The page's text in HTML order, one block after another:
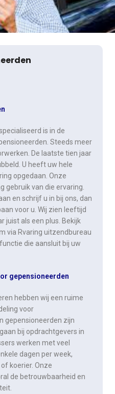
is in de
Steeds meer
De laatste tien jaar
U heeft uw hele
opgedaan. Onze
gebruik van die ervaring.
en schrijf u in bij ons, dan
voor u. Wij zien leeftijd
juist als een plus. Bekijk
via Rvaring uitzendbureau
die aansluit bij uw
gepensioneerden
hebben wij een ruime
voor
gepensioneerden zijn
bij opdrachtgevers in
werken met veel
dagen per week,
koerier. Onze
de betrouwbaarheid en